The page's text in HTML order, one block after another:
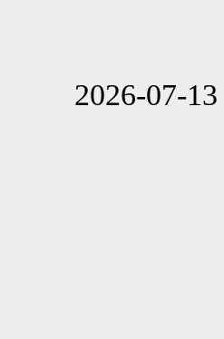
2026-07-13